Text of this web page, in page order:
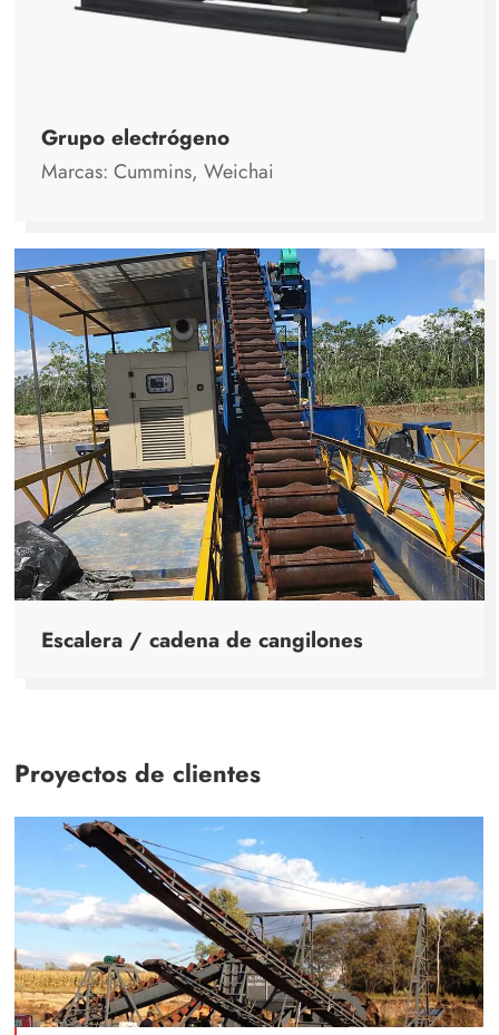
Grupo electrógeno
Marcas: Cummins, Weichai
Escalera / cadena de cangilones
Proyectos de clientes